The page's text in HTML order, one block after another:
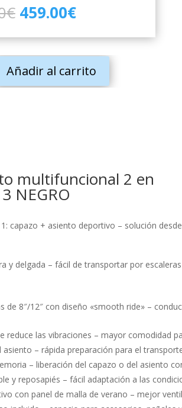
€ El
precio
original
era:
499.00€.
459.00€El
precio
actual
es:
459.00€.
Añadir al carrito
multifuncional 2 en
NEGRO
capazo + asiento deportivo – solución
y delgada – fácil de transportar por
de 8″/12″ con diseño «smooth ride» –
reduce las vibraciones – mayor comodidad
asiento – rápida preparación para el
– liberación del capazo o del asiento
y reposapiés – fácil adaptación a las
con panel de malla de verano – mejor